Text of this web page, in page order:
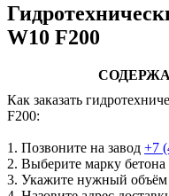
W10 F200
Как заказать
F200:
1. Позвоните на завод +7
2. Выберите марку бетона
3. Укажите нужный объём